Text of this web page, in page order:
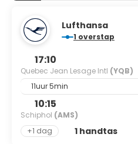
Lufthansa
1 overstap
17:10
Quebec Jean Lesage Intl (YQB)
11uur 5min
10:15
Schiphol (AMS)
+1 dag
1 handtas